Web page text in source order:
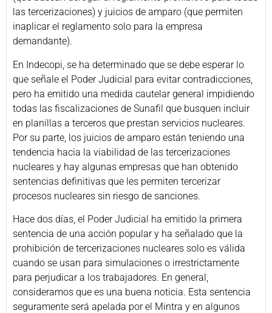
las tercerizaciones) y juicios de amparo (que permiten
inaplicar el reglamento solo para la empresa
demandante).
En Indecopi, se ha determinado que se debe esperar lo
que señale el Poder Judicial para evitar contradicciones,
pero ha emitido una medida cautelar general impidiendo
todas las fiscalizaciones de Sunafil que busquen incluir
en planillas a terceros que prestan servicios nucleares.
Por su parte, los juicios de amparo están teniendo una
tendencia hacia la viabilidad de las tercerizaciones
nucleares y hay algunas empresas que han obtenido
sentencias definitivas que les permiten tercerizar
procesos nucleares sin riesgo de sanciones.
Hace dos días, el Poder Judicial ha emitido la primera
sentencia de una acción popular y ha señalado que la
prohibición de tercerizaciones nucleares solo es válida
cuando se usan para simulaciones o irrestrictamente
para perjudicar a los trabajadores. En general,
consideramos que es una buena noticia. Esta sentencia
seguramente será apelada por el Mintra y en algunos